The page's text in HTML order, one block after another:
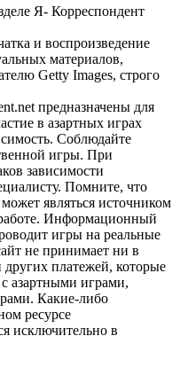
Я- Корреспондент
и воспроизведение
материалов,
Getty Images, строго
предназначены для
в азартных играх
Соблюдайте
игры. При
зависимости
Помните, что
являться источником
Информационный
игры на реальные
не принимает ни в
других платежей, которые
азартными играми,
Какие-либо
ресурсе
исключительно в